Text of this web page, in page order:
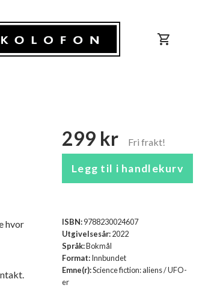
shopping_cart
299 kr
Legg til i handlekurv
hvor
ISBN:9788230024607
Utgivelsesår:2022
Språk:Bokmål
Format:Innbundet
Emne(r):Science fiction: aliens / UFO-
er